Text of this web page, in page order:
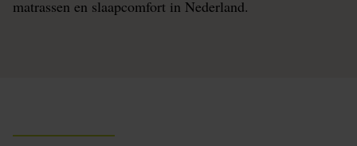
matrassen en slaapcomfort in Nederland.